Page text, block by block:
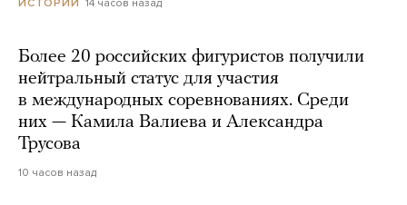
ИСТОРИИ 14 часов назад
Более 20 российских фигуристов получили
нейтральный статус для участия
в международных соревнованиях. Среди
них — Камила Валиева и Александра
Трусова
10 часов назад